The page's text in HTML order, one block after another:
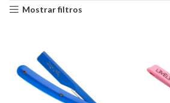
Mostrar filtros